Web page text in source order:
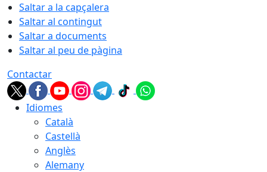
Saltar a la capçalera
Saltar al contingut
Saltar a documents
Saltar al peu de pàgina
Contactar
Idiomes
Català
Castellà
Anglès
Alemany